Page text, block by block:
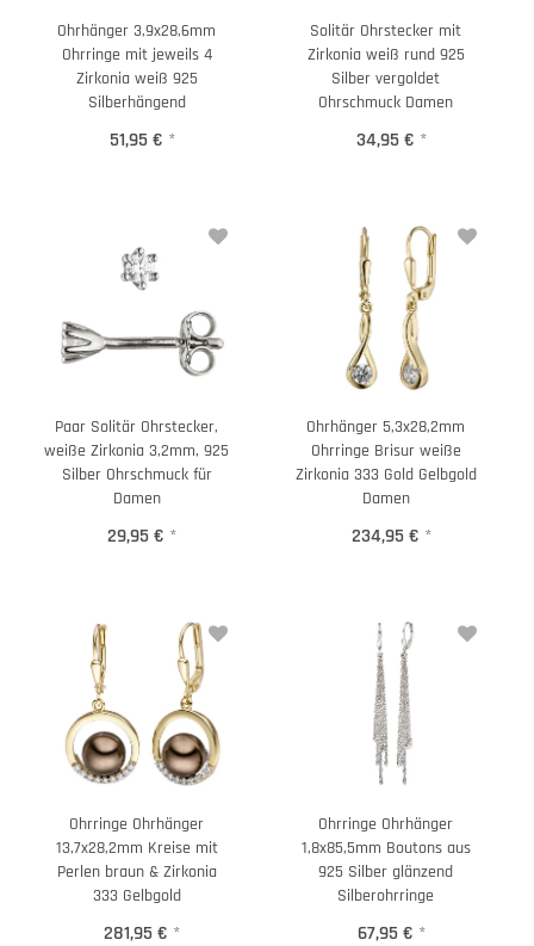
Ohrhänger 3,9x28,6mm
Ohrringe mit jeweils 4
Zirkonia weiß 925
Silberhängend
51,95 € *
Solitär Ohrstecker mit
Zirkonia weiß rund 925
Silber vergoldet
Ohrschmuck Damen
34,95 € *
Paar Solitär Ohrstecker,
weiße Zirkonia 3,2mm, 925
Silber Ohrschmuck für
Damen
29,95 € *
Ohrhänger 5,3x28,2mm
Ohrringe Brisur weiße
Zirkonia 333 Gold Gelbgold
Damen
234,95 € *
Ohrringe Ohrhänger
13,7x28,2mm Kreise mit
Perlen braun & Zirkonia
333 Gelbgold
281,95 € *
Ohrringe Ohrhänger
1,8x85,5mm Boutons aus
925 Silber glänzend
Silberohrringe
67,95 € *